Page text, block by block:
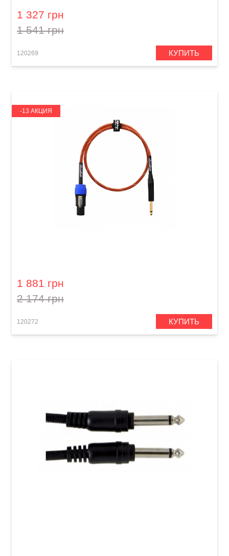
1 327 грн
1 541 грн
120269 КУПИТЬ
-13 АКЦИЯ
1 881 грн
2 174 грн
120272 КУПИТЬ